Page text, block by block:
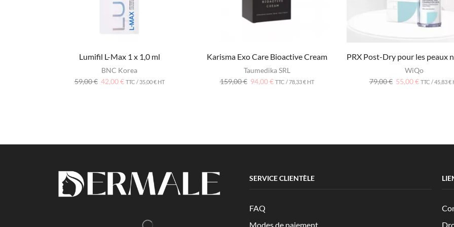
Lumifil L-Max 1 x 1,0 ml
BNC Korea
59,00€ 42,00€ TTC / 35,00€HT
Karisma Exo Care Bioactive Cream
Taumedika SRL
159,00€ 94,00€ TTC /78,33€HT
PRX Post-Dry pour les peaux
WiQo
79,00€ 55,00€ TTC /45,83€
SERVICE CLIENTÈLE
FAQ
Modes de paiement